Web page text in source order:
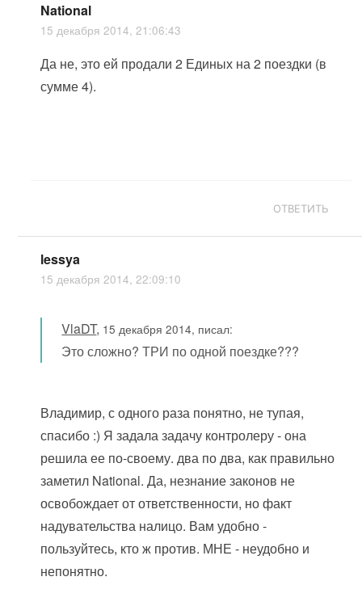
National
15 декабря 2014, 21:06:43
Да не, это ей продали 2 Единых на 2 поездки (в
сумме 4).
ОТВЕТИТЬ
lessya
15 декабря 2014, 22:09:10
VlaDT, 15 декабря 2014, писал:
Это сложно? ТРИ по одной поездке???
Владимир, с одного раза понятно, не тупая,
спасибо :) Я задала задачу контролеру - она
решила ее по-своему. два по два, как правильно
заметил National. Да, незнание законов не
освобождает от ответственности, но факт
надувательства налицо. Вам удобно -
пользуйтесь, кто ж против. МНЕ - неудобно и
непонятно.